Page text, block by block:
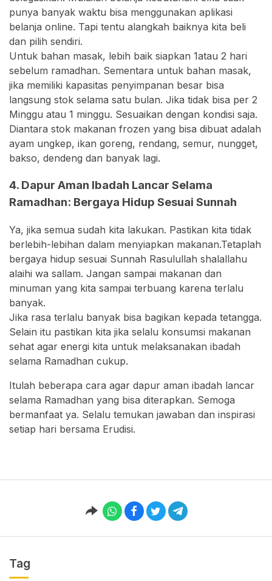
punya banyak waktu bisa menggunakan aplikasi
belanja online. Tapi tentu alangkah baiknya kita beli
dan pilih sendiri.
Untuk bahan masak, lebih baik siapkan 1atau 2 hari
sebelum ramadhan. Sementara untuk bahan masak,
jika memiliki kapasitas penyimpanan besar bisa
langsung stok selama satu bulan. Jika tidak bisa per 2
Minggu atau 1 minggu. Sesuaikan dengan kondisi saja.
Diantara stok makanan frozen yang bisa dibuat adalah
ayam ungkep, ikan goreng, rendang, semur, nungget,
bakso, dendeng dan banyak lagi.
4. Dapur Aman Ibadah Lancar Selama
Ramadhan: Bergaya Hidup Sesuai Sunnah
Ya, jika semua sudah kita lakukan. Pastikan kita tidak
berlebih-lebihan dalam menyiapkan makanan.Tetaplah
bergaya hidup sesuai Sunnah Rasulullah shalallahu
alaihi wa sallam. Jangan sampai makanan dan
minuman yang kita sampai terbuang karena terlalu
banyak.
Jika rasa terlalu banyak bisa bagikan kepada tetangga.
Selain itu pastikan kita jika selalu konsumsi makanan
sehat agar energi kita untuk melaksanakan ibadah
selama Ramadhan cukup.
Itulah beberapa cara agar dapur aman ibadah lancar
selama Ramadhan yang bisa diterapkan. Semoga
bermanfaat ya. Selalu temukan jawaban dan inspirasi
setiap hari bersama Erudisi.
Tag